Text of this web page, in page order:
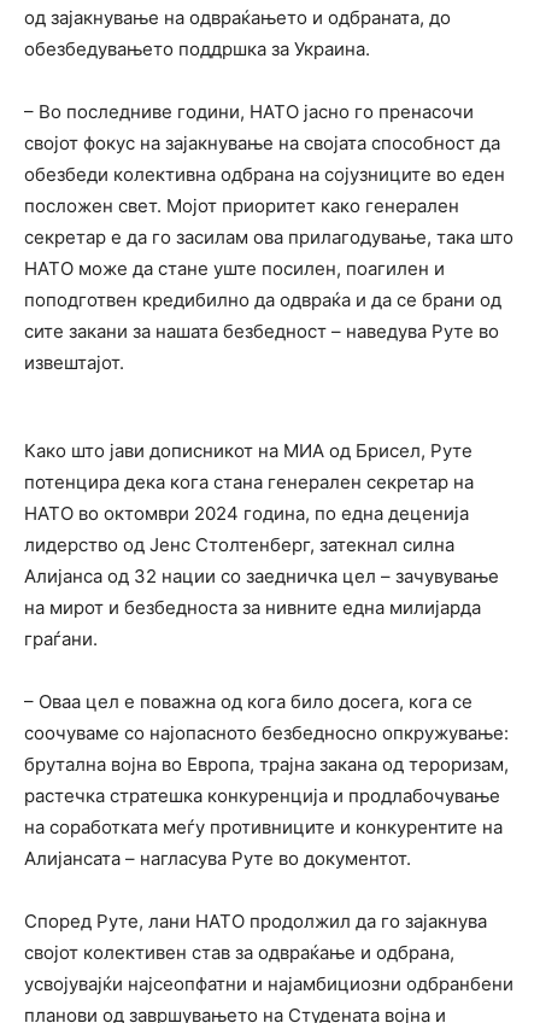
од зајакнување на одвраќањето и одбраната, до
обезбедувањето поддршка за Украина.
– Во последниве години, НАТО јасно го пренасочи
својот фокус на зајакнување на својата способност да
обезбеди колективна одбрана на сојузниците во еден
посложен свет. Мојот приоритет како генерален
секретар е да го засилам ова прилагодување, така што
НАТО може да стане уште посилен, поагилен и
поподготвен кредибилно да одвраќа и да се брани од
сите закани за нашата безбедност – наведува Руте во
извештајот.
Како што јави дописникот на МИА од Брисел, Руте
потенцира дека кога стана генерален секретар на
НАТО во октомври 2024 година, по една деценија
лидерство од Јенс Столтенберг, затекнал силна
Алијанса од 32 нации со заедничка цел – зачувување
на мирот и безбедноста за нивните една милијарда
граѓани.
– Оваа цел е поважна од кога било досега, кога се
соочуваме со најопасното безбедносно опкружување:
брутална војна во Европа, трајна закана од тероризам,
растечка стратешка конкуренција и продлабочување
на соработката меѓу противниците и конкурентите на
Алијансата – нагласува Руте во документот.
Според Руте, лани НАТО продолжил да го зајакнува
својот колективен став за одвраќање и одбрана,
усвојувајќи најсеопфатни и најамбициозни одбранбени
планови од завршувањето на Студената војна и